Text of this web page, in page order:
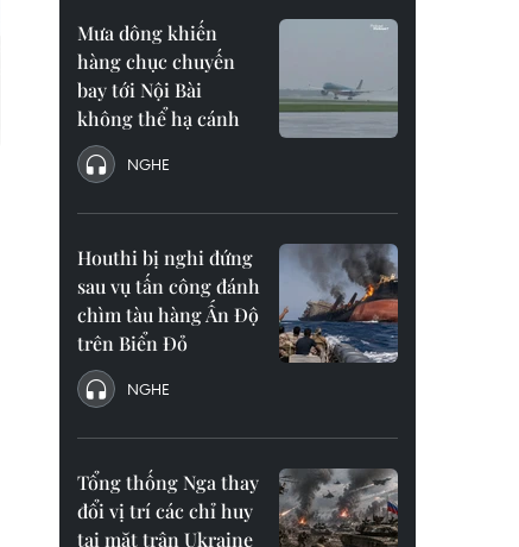
Mưa dông khiến
hàng chục chuyến
bay tới Nội Bài
không thể hạ cánh
NGHE
Houthi bị nghi đứng
sau vụ tấn công đánh
chìm tàu hàng Ấn Độ
trên Biển Đỏ
NGHE
Tổng thống Nga thay
đổi vị trí các chỉ huy
tại mặt trận Ukraine